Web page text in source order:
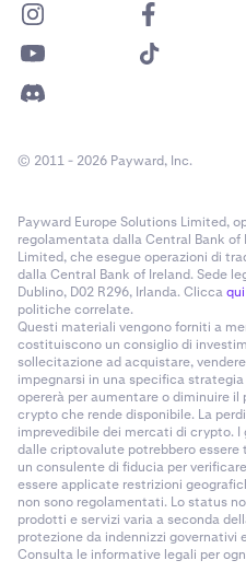
© 2011 - 2026 Payward, Inc.
Payward Europe Solutions Limited,
regolamentata dalla Central Bank of
Limited, che esegue operazioni di
dalla Central Bank of Ireland. Sede
Dublino, D02 R296, Irlanda. Cliccaqui
politiche correlate.
Questi materiali vengono forniti a
costituiscono un consiglio di
sollecitazione ad acquistare,
impegnarsi in una specifica
opererà per aumentare o diminuire
crypto che rende disponibile. La
imprevedibile dei mercati di crypto.
dalle criptovalute potrebbero
un consulente di fiducia per
essere applicate restrizioni
non sono regolamentati. Lo status
prodotti e servizi varia a seconda
protezione da indennizzi
Consulta le informative legali per